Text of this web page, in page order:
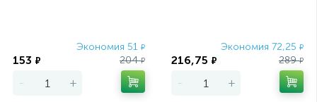
Экономия 51 ₽
153 ₽ 204₽
- +
Экономия 72,25 ₽
216,75 ₽ 289₽
- +